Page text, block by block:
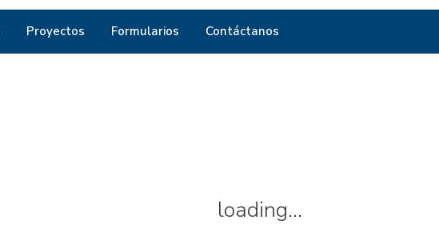
Proyectos Formularios Contáctanos
loading...